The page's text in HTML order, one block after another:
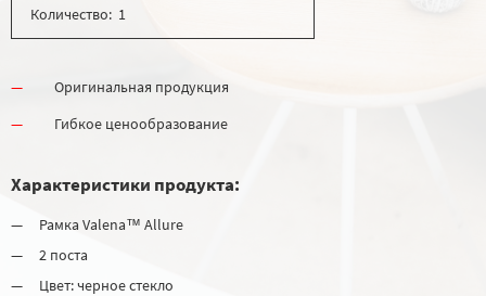
Количество:
Оригинальная продукция
Гибкое ценообразование
Характеристики продукта:
Рамка Valena™ Allure
2 поста
Цвет: черное стекло